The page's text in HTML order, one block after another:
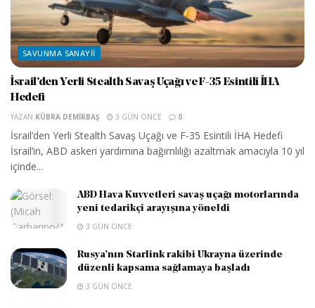
SAVUNMA SANAYII
İsrail’den Yerli Stealth Savaş Uçağı ve F-35 Esintili İHA
Hedefi
YAZAN KÜBRA DEMIRBAŞ 3 GÜN ÖNCE 0
İsrail’den Yerli Stealth Savaş Uçağı ve F-35 Esintili İHA Hedefi
İsrail’in, ABD askeri yardımına bağımlılığı azaltmak amacıyla 10 yıl
içinde...
ABD Hava Kuvvetleri savaş uçağı motorlarında
yeni tedarikçi arayışına yöneldi
3 GÜN ÖNCE
Rusya’nın Starlink rakibi Ukrayna üzerinde
düzenli kapsama sağlamaya başladı
3 GÜN ÖNCE